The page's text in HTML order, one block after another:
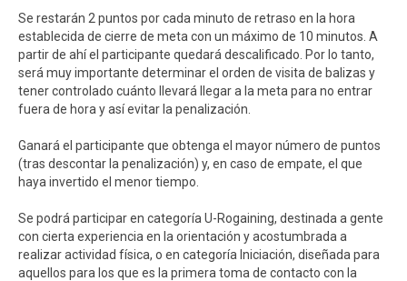
Se restarán 2 puntos por cada minuto de retraso en la hora
establecida de cierre de meta con un máximo de 10 minutos. A
partir de ahí el participante quedará descalificado. Por lo tanto,
será muy importante determinar el orden de visita de balizas y
tener controlado cuánto llevará llegar a la meta para no entrar
fuera de hora y así evitar la penalización.
Ganará el participante que obtenga el mayor número de puntos
(tras descontar la penalización) y, en caso de empate, el que
haya invertido el menor tiempo.
Se podrá participar en categoría U-Rogaining, destinada a gente
con cierta experiencia en la orientación y acostumbrada a
realizar actividad física, o en categoría Iniciación, diseñada para
aquellos para los que es la primera toma de contacto con la